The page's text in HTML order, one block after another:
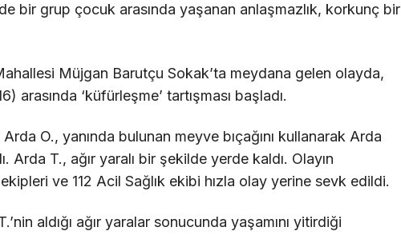
bir grup çocuk arasında yaşanan anlaşmazlık, korkunç bir
Müjgan Barutçu Sokak’ta meydana gelen olayda,
arasında ‘küfürleşme’ tartışması başladı.
O., yanında bulunan meyve bıçağını kullanarak Arda
Arda T., ağır yaralı bir şekilde yerde kaldı. Olayın
ve 112 Acil Sağlık ekibi hızla olay yerine sevk edildi.
aldığı ağır yaralar sonucunda yaşamını yitirdiği